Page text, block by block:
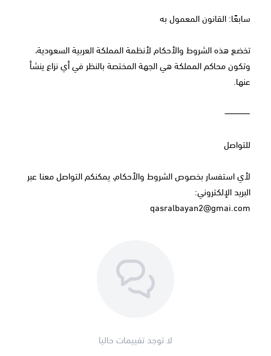
سابعًا: القانون المعمول به
تخضع هذه الشروط والأحكام لأنظمة المملكة العربية السعودية،
وتكون محاكم المملكة هي الجهة المختصة بالنظر في أي نزاع ينشأ
عنها.
⸻
للتواصل
لأي استفسار بخصوص الشروط والأحكام، يمكنكم التواصل معنا عبر
البريد الإلكتروني:
qasralbayan2@gmai.com
لا توجد تقييمات حاليا